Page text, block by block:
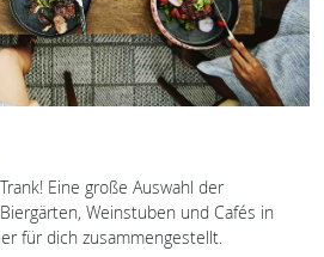
Eine große Auswahl der
Weinstuben und Cafés in
für dich zusammengestellt.